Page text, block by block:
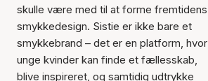
skulle være med til at forme fremtidens
smykkedesign. Sistie er ikke bare et
smykkebrand – det er en platform, hvor
unge kvinder kan finde et fællesskab,
blive inspireret, og samtidig udtrykke